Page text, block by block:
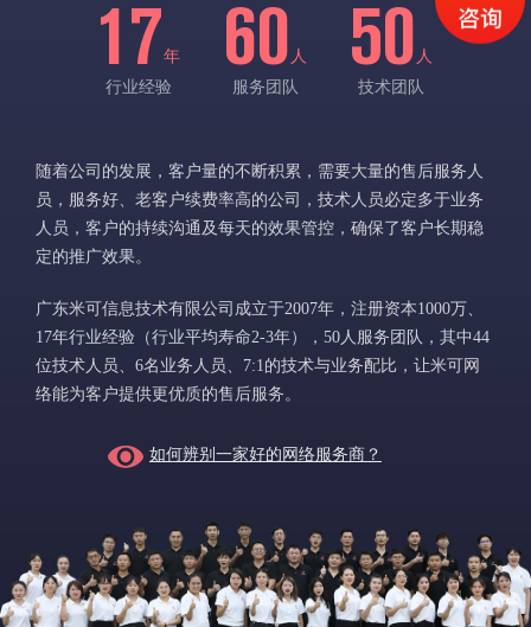
17年
行业经验
60 人
服务团队
50 人
技术团队
随着公司的发展，客户量的不断积累，需要大量的售后服务人
员，服务好、老客户续费率高的公司，技术人员必定多于业务
人员，客户的持续沟通及每天的效果管控，确保了客户长期稳
定的推广效果。
广东米可信息技术有限公司成立于2007年，注册资本1000万、
17年行业经验（行业平均寿命2-3年），50人服务团队，其中44
位技术人员、6名业务人员、7:1的技术与业务配比，让米可网
络能为客户提供更优质的售后服务。
如何辨别一家好的网络服务商？